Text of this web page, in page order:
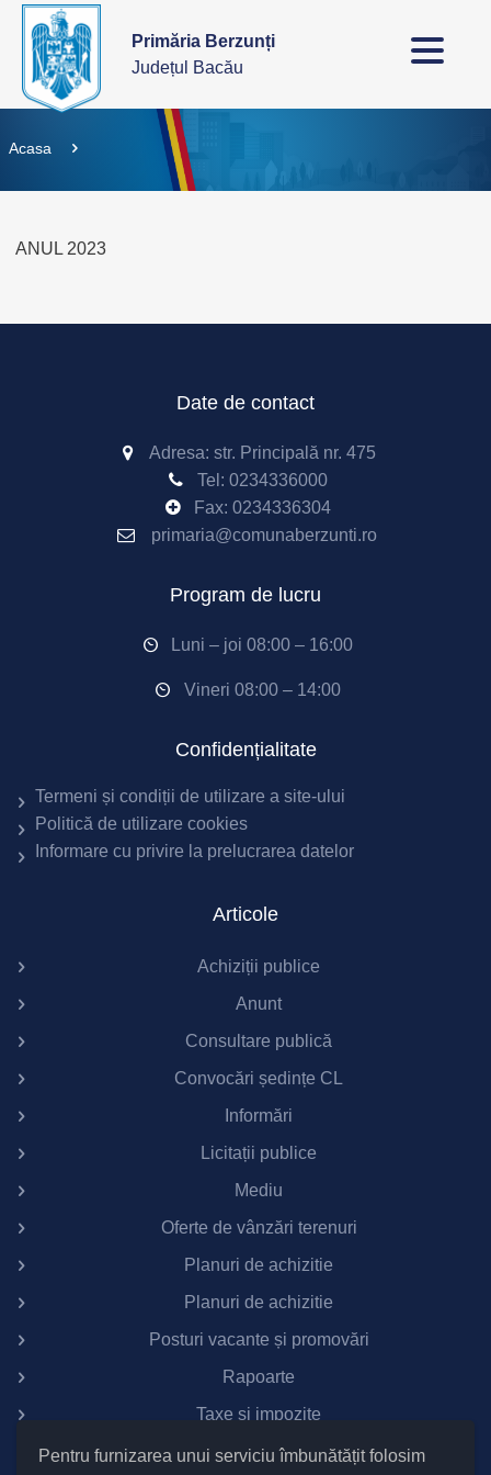
Pentru furnizarea unui serviciu îmbunătățit folosim
Primăria Berzunți
Județul Bacău
Acasa
ANUL 2023
Date de contact
Adresa: str. Principală nr. 475
Tel: 0234336000
Fax: 0234336304
primaria@comunaberzunti.ro
Program de lucru
Luni – joi 08:00 – 16:00
Vineri 08:00 – 14:00
Confidențialitate
Termeni și condiții de utilizare a site-ului
Politică de utilizare cookies
Informare cu privire la prelucrarea datelor
Articole
Achiziții publice
Anunt
Consultare publică
Convocări ședințe CL
Informări
Licitații publice
Mediu
Oferte de vânzări terenuri
Planuri de achizitie
Planuri de achizitie
Posturi vacante și promovări
Rapoarte
Taxe si impozite